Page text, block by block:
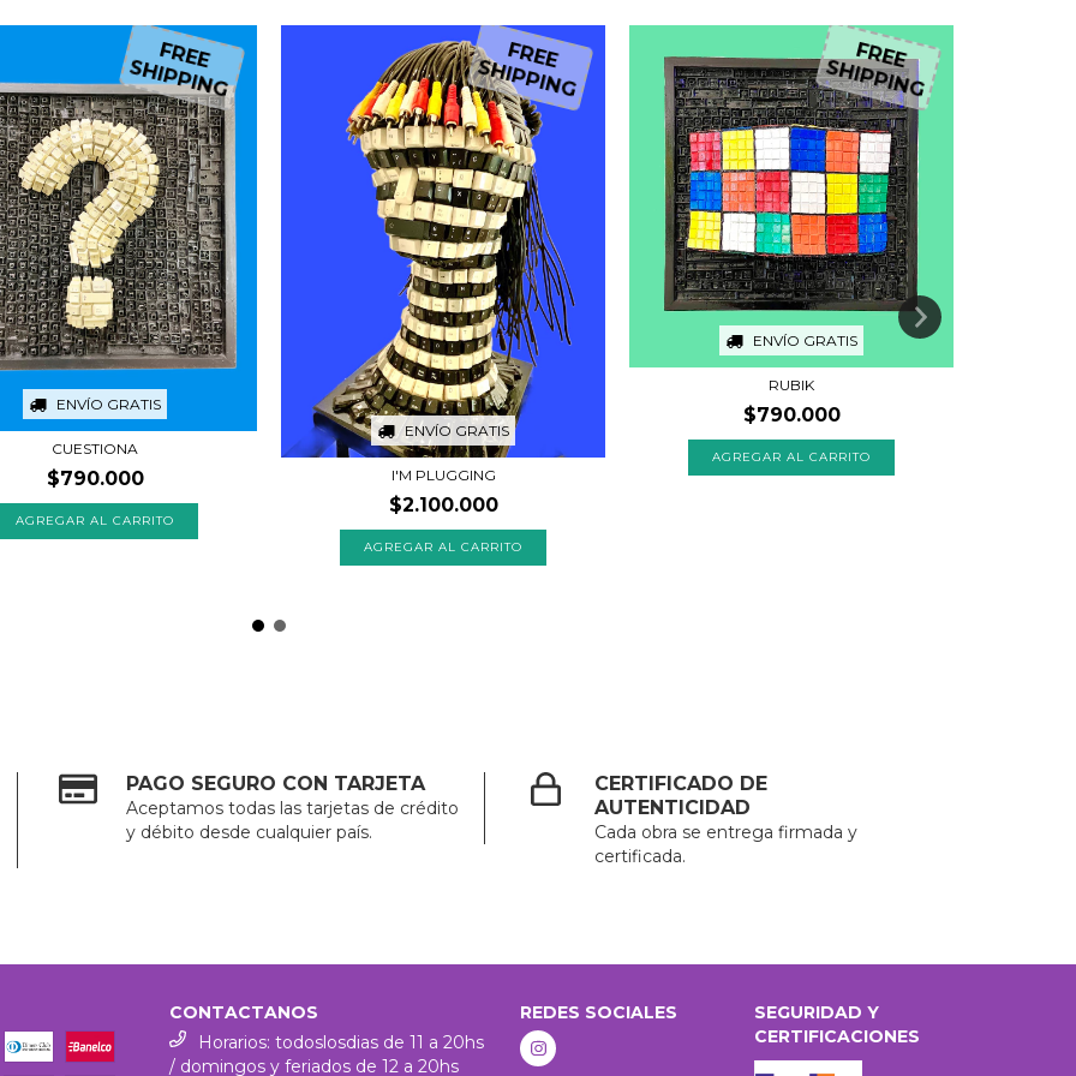
ENVÍO GRATIS
FREE
SHIPPING
CUESTIONA
$790.000
ENVÍO GRATIS
FREE
SHIPPING
I'M PLUGGING
$2.100.000
ENVÍO GRATIS
FREE
SHIPPING
RUBIK
$790.000
PAGO SEGURO CON TARJETA
Aceptamos todas las tarjetas de crédito
y débito desde cualquier país.
CERTIFICADO DE
AUTENTICIDAD
Cada obra se entrega firmada y
certificada.
CONTACTANOS
Horarios: todoslosdias de 11 a 20hs
/ domingos y feriados de 12 a 20hs
REDES SOCIALES
SEGURIDAD Y
CERTIFICACIONES